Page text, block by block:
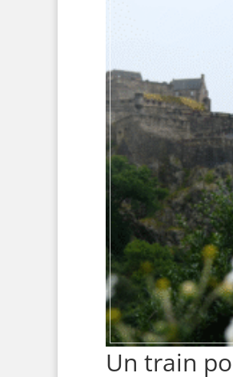
Un train